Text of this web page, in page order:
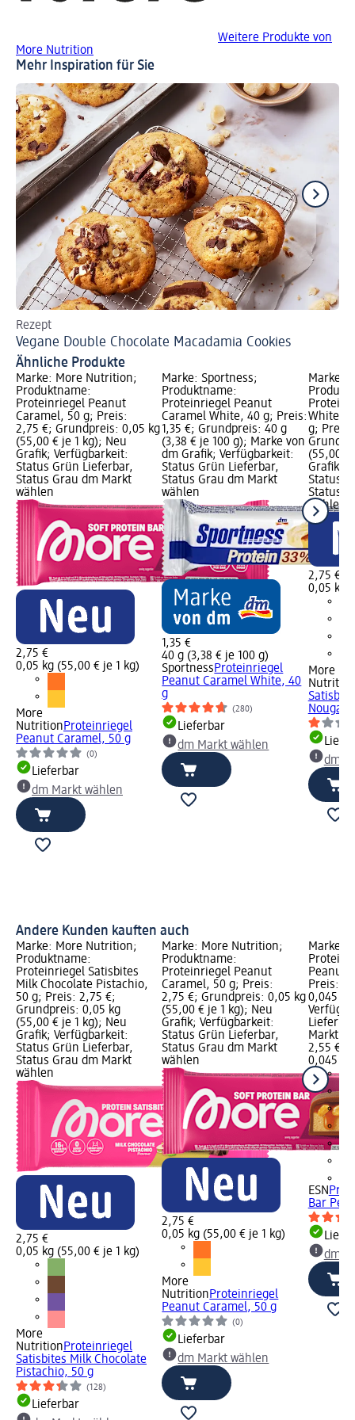
Weitere Produkte von
More Nutrition
Mehr Inspiration für Sie
Rezept
Vegane Double Chocolate Macadamia Cookies
Ähnliche Produkte
Marke: More Nutrition;
Produktname:
Proteinriegel Peanut
Caramel, 50 g; Preis:
2,75 €; Grundpreis: 0,05 kg
(55,00 € je 1 kg); Neu
Grafik; Verfügbarkeit:
Status Grün Lieferbar,
Status Grau dm Markt
wählen
2,75 €
0,05 kg (55,00 € je 1 kg)
More
NutritionProteinriegel
Peanut Caramel, 50 g
(0)
Lieferbar
dm Markt wählen
Marke: Sportness;
Produktname:
Proteinriegel Peanut
Caramel White, 40 g; Preis:
1,35 €; Grundpreis: 40 g
(3,38 € je 100 g); Marke von
dm Grafik; Verfügbarkeit:
Status Grün Lieferbar,
Status Grau dm Markt
wählen
1,35 €
40 g (3,38 € je 100 g)
SportnessProteinriegel
Peanut Caramel White, 40
g
(280)
Lieferbar
dm Markt wählen
Marke:
White
g; Preis:
(55,00 €
Grafik;
Status
Status
wählen
2,75 €
0,05 kg
More
Nutrition
Nougat,
dm
Andere Kunden kauften auch
Marke: More Nutrition;
Produktname:
Proteinriegel Satisbites
Milk Chocolate Pistachio,
50 g; Preis: 2,75 €;
Grundpreis: 0,05 kg
(55,00 € je 1 kg); Neu
Grafik; Verfügbarkeit:
Status Grün Lieferbar,
Status Grau dm Markt
wählen
2,75 €
0,05 kg (55,00 € je 1 kg)
More
NutritionProteinriegel
Satisbites Milk Chocolate
Pistachio, 50 g
(128)
Lieferbar
Marke: More Nutrition;
Produktname:
Proteinriegel Peanut
Caramel, 50 g; Preis:
2,75 €; Grundpreis: 0,05 kg
(55,00 € je 1 kg); Neu
Grafik; Verfügbarkeit:
Status Grün Lieferbar,
Status Grau dm Markt
wählen
2,75 €
0,05 kg (55,00 € je 1 kg)
More
NutritionProteinriegel
Peanut Caramel, 50 g
(0)
Lieferbar
dm Markt wählen
Marke:
Peanut
Preis:
0,045
Markt
2,55 €
0,045 kg
ESN
Bar
dm